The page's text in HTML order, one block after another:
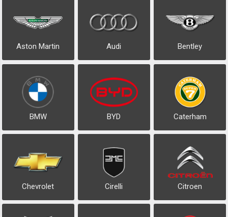
Aston Martin Audi Bentley
BMW BYD Caterham
Chevrolet Cirelli Citroen